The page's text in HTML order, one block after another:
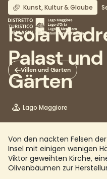
Direkt
zum
Inhalt
Villen und Gärten
Kunst, Kultur & Glaube
Isola
Palast
Gärten
Lago Maggiore
Von den nackten Felsen
Insel mit einigen wenigen
Viktor geweihten Kirche,
Olivenbäumen zur